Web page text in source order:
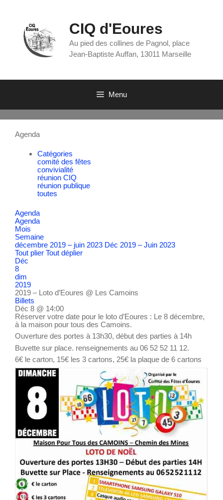
CIQ d'Eoures
Au pied des collines de Pagnol, place
Jean-Baptiste Auffan, 13011 Marseille
Menu
Agenda
Catégories
comité des fêtes
convivialité
réunion CIQ
réunion publique
toutes
Agenda
Agenda
Mois
Semaine
décembre 2019 – juin 2023 Déc 2019 – Juin 2023
Tout plier Tout déplier
Déc
8
dim
2019
2019 – Loto d’Eoures @ Les Camoins
Billets
Déc 8 @ 14:00
Réserver votre date pour le loto d’Eoures : Le 8 décembre,
à la maison pour tous des Camoins.
Ouverture des portes à 13h30, début des parties à 14h
Buvette sur place. renseignements au 06 52 52 11 12.
6€ le carton, 15€ les 3 cartons, 25€ la plaque de 6 cartons